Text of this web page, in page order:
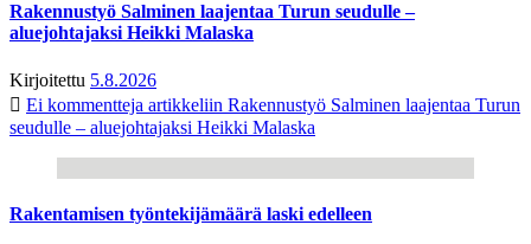
Rakennustyö Salminen laajentaa Turun seudulle –
aluejohtajaksi Heikki Malaska
Kirjoitettu 5.8.2026
Ei kommentteja artikkeliin Rakennustyö Salminen laajentaa Turun
seudulle – aluejohtajaksi Heikki Malaska
Rakentamisen työntekijämäärä laski edelleen